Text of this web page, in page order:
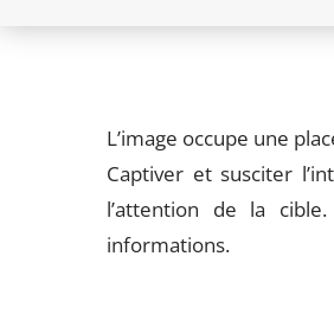
L’image occupe une
Captiver et susciter
l’attention de la
informations.